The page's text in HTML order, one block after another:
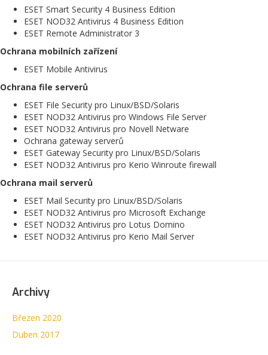
ESET Smart Security 4 Business Edition
ESET NOD32 Antivirus 4 Business Edition
ESET Remote Administrator 3
Ochrana mobilních zařízení
ESET Mobile Antivirus
Ochrana file serverů
ESET File Security pro Linux/BSD/Solaris
ESET NOD32 Antivirus pro Windows File Server
ESET NOD32 Antivirus pro Novell Netware
Ochrana gateway serverů
ESET Gateway Security pro Linux/BSD/Solaris
ESET NOD32 Antivirus pro Kerio Winroute firewall
Ochrana mail serverů
ESET Mail Security pro Linux/BSD/Solaris
ESET NOD32 Antivirus pro Microsoft Exchange
ESET NOD32 Antivirus pro Lotus Domino
ESET NOD32 Antivirus pro Kerio Mail Server
Archivy
Březen 2020
Duben 2017